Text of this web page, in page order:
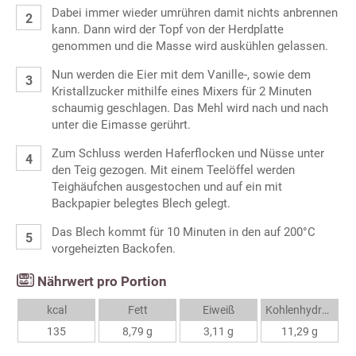
Dabei immer wieder umrühren damit nichts anbrennen
kann. Dann wird der Topf von der Herdplatte
genommen und die Masse wird auskühlen gelassen.
Nun werden die Eier mit dem Vanille-, sowie dem
Kristallzucker mithilfe eines Mixers für 2 Minuten
schaumig geschlagen. Das Mehl wird nach und nach
unter die Eimasse gerührt.
Zum Schluss werden Haferflocken und Nüsse unter
den Teig gezogen. Mit einem Teelöffel werden
Teighäufchen ausgestochen und auf ein mit
Backpapier belegtes Blech gelegt.
Das Blech kommt für 10 Minuten in den auf 200°C
vorgeheizten Backofen.
Nährwert pro Portion
kcal
135
Fett
8,79 g
Eiweiß
3,11 g
Kohlenhydrate
11,29 g